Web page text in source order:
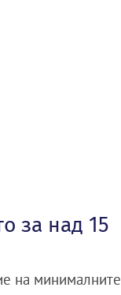
за над 15
на минималните